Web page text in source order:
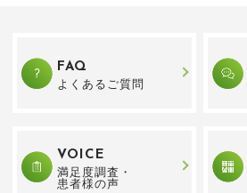
FAQ
よくあるご質問
VOICE
満足度調査・
患者様の声